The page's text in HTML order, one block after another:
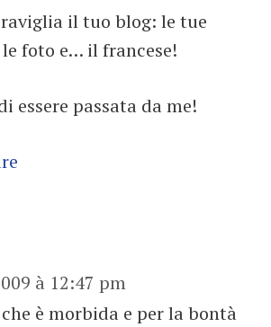
il tuo blog: le tue
foto e… il francese!
essere passata da me!
à 12:47 pm
che è morbida e per la bontà